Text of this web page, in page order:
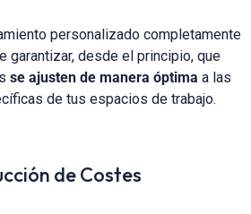
personalizado completamente
garantizar, desde el principio, que
se ajusten de manera óptima a las
de tus espacios de trabajo.
de Costes